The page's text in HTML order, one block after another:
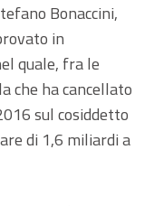
Bonaccini,
in
quale, fra le
che ha cancellato
sul cosiddetto
di 1,6 miliardi a